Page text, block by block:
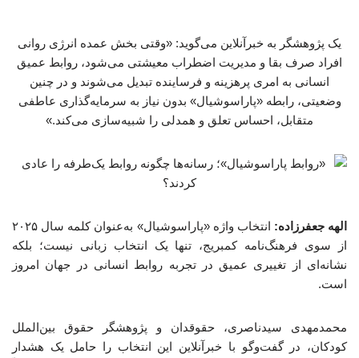
یک پژوهشگر به خبرآنلاین می‌گوید: «وقتی بخش عمده انرژی روانی
افراد صرف بقا و مدیریت اضطراب معیشتی می‌شود، روابط عمیق
انسانی به امری پرهزینه و فرساینده تبدیل می‌شوند و در چنین
وضعیتی، رابطه «پاراسوشیال» بدون نیاز به سرمایه‌گذاری عاطفی
متقابل، احساس تعلق و همدلی را شبیه‌سازی می‌کند.»
الهه جعفرزاده:
انتخاب واژه «پاراسوشیال» به‌عنوان کلمه سال ۲۰۲۵
از سوی فرهنگ‌نامه کمبریج، تنها یک انتخاب زبانی نیست؛ بلکه
نشانه‌ای از تغییری عمیق در تجربه روابط انسانی در جهان امروز
است.
محمدمهدی سیدناصری، حقوقدان و پژوهشگر حقوق بین‌الملل
کودکان، در گفت‌وگو با خبرآنلاین این انتخاب را حامل یک هشدار